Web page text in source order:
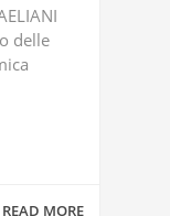
delle
READ MORE